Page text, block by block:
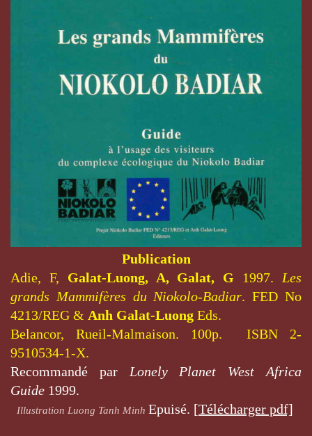
Publication
Adie, F, Galat-Luong, A, Galat, G 1997. Les
grands Mammifères du Niokolo-Badiar.FED No
4213/REG & Anh Galat-Luong Eds.
Belancor, Rueil-Malmaison. 100p. ISBN 2-
9510534-1-X.
Recommandé par Lonely Planet West Africa
Guide 1999.
Illustration Luong Tanh Minh Epuisé. [Télécharger pdf]